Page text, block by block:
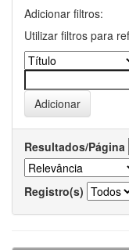
Adicionar filtros:
Utilizar filtros para
Resultados/Página
Registro(s)